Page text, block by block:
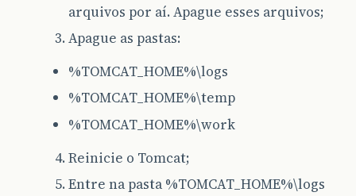
arquivos por aí. Apague esses arquivos;
Apague as pastas:
%TOMCAT_HOME%\logs
%TOMCAT_HOME%\temp
%TOMCAT_HOME%\work
Reinicie o Tomcat;
Entre na pasta %TOMCAT_HOME%\logs